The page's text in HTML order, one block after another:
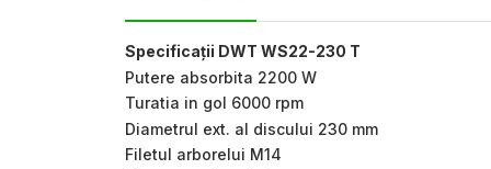
Specificații DWT WS22-230 T
Putere absorbita 2200 W
Turatia in gol 6000 rpm
Diametrul ext. al discului 230 mm
Filetul arborelui M14